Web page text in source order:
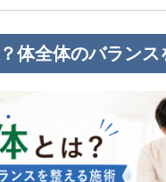
体全体のバランス